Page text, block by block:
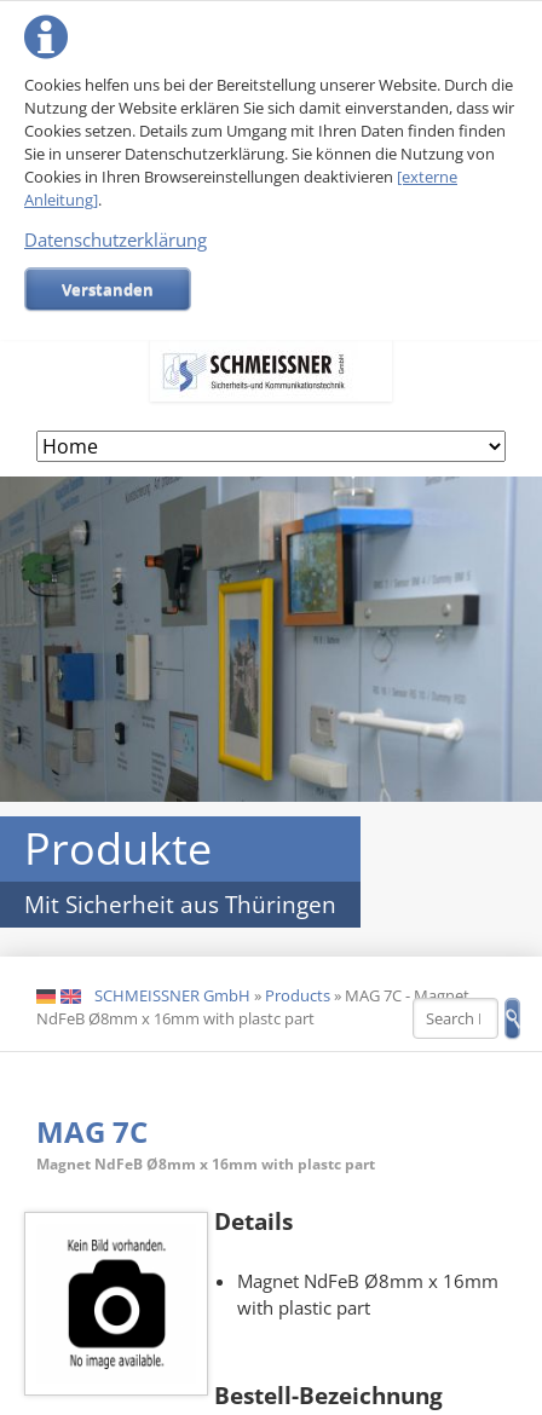
Cookies helfen uns bei der Bereitstellung unserer Website. Durch die
Nutzung der Website erklären Sie sich damit einverstanden, dass wir
Cookies setzen. Details zum Umgang mit Ihren Daten finden finden
Sie in unserer Datenschutzerklärung. Sie können die Nutzung von
Cookies in Ihren Browsereinstellungen deaktivieren [externe
Anleitung].
Datenschutzerklärung
Verstanden
navigation
Produkte
Mit Sicherheit aus Thüringen
DE EN SCHMEISSNER GmbH » Products» MAG 7C - Magnet
NdFeB Ø8mm x 16mm with plastc part
MAG 7C
Magnet NdFeB Ø8mm x 16mm with plastc part
Details
Magnet NdFeB Ø8mm x 16mm
with plastic part
Bestell-Bezeichnung